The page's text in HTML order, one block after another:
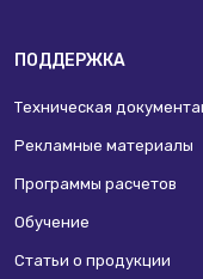
ПОДДЕРЖКА
Техническая
Рекламные материалы
Программы расчетов
Обучение
Статьи о продукции